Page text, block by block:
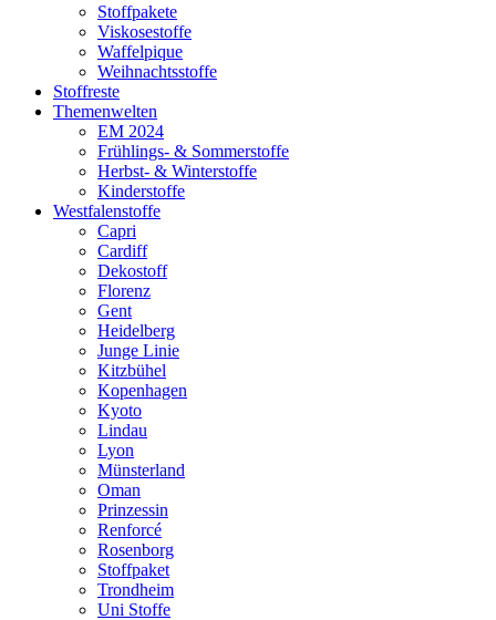
Stoffpakete
Viskosestoffe
Waffelpique
Weihnachtsstoffe
Stoffreste
Themenwelten
EM 2024
Frühlings- & Sommerstoffe
Herbst- & Winterstoffe
Kinderstoffe
Westfalenstoffe
Capri
Cardiff
Dekostoff
Florenz
Gent
Heidelberg
Junge Linie
Kitzbühel
Kopenhagen
Kyoto
Lindau
Lyon
Münsterland
Oman
Prinzessin
Renforcé
Rosenborg
Stoffpaket
Trondheim
Uni Stoffe